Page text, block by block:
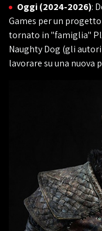
Oggi (2024-2026):
Games per un
tornato in "famiglia"
Naughty Dog (gli
lavorare su una